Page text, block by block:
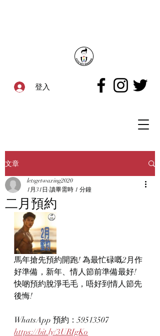
登入
文章
二月預約
letsgetwaxing2020
1月31日 讀畢需時 1 分鐘
馬年搶先預約開跑! 為最忙碌嘅2月作
好準備，新年、情人節前準備最好!
快啲預約脫淨毛毛，唔好到情人節先
後悔!
WhatsApp 預約：59513507
https://bit.ly/3URIgKo